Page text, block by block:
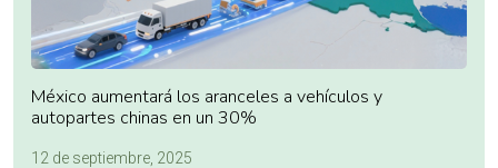
México aumentará los aranceles a vehículos y
autopartes chinas en un 30%
12 de septiembre, 2025